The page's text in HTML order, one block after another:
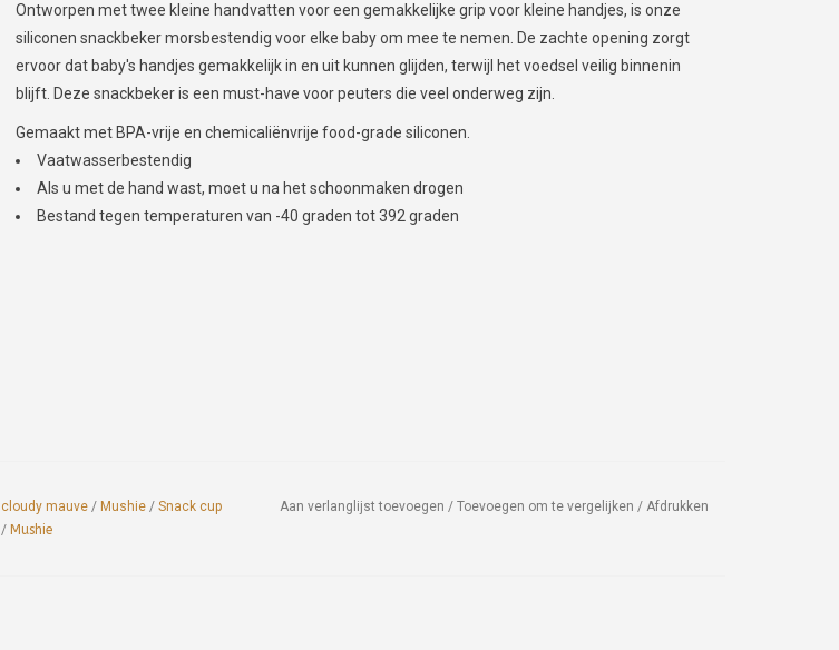
Ontworpen met twee kleine handvatten voor een gemakkelijke grip voor kleine handjes, is onze
siliconen snackbeker morsbestendig voor elke baby om mee te nemen. De zachte opening zorgt
ervoor dat baby's handjes gemakkelijk in en uit kunnen glijden, terwijl het voedsel veilig binnenin
blijft. Deze snackbeker is een must-have voor peuters die veel onderweg zijn.
Gemaakt met BPA-vrije en chemicaliënvrije food-grade siliconen.
Vaatwasserbestendig
Als u met de hand wast, moet u na het schoonmaken drogen
Bestand tegen temperaturen van -40 graden tot 392 graden
cloudy mauve / Mushie / Snack cup
/ Mushie
Aan verlanglijst toevoegen / Toevoegen om te vergelijken / Afdrukken